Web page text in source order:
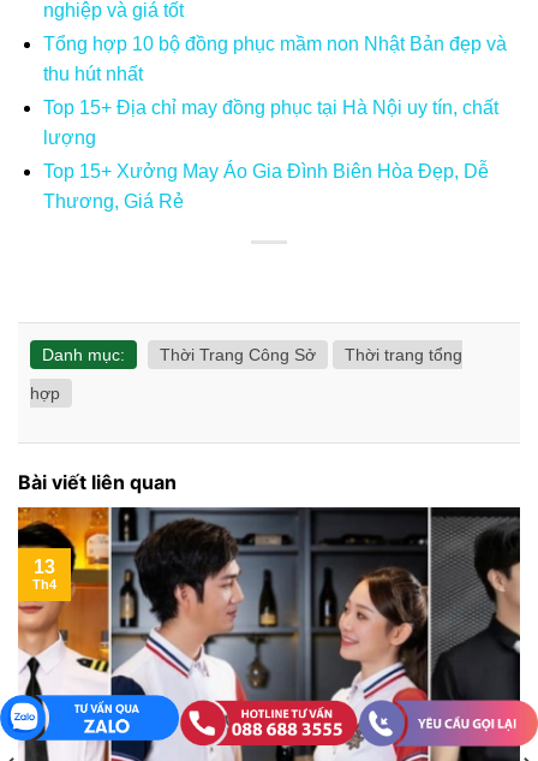
nghiệp và giá tốt
Tổng hợp 10 bộ đồng phục mầm non Nhật Bản đẹp và
thu hút nhất
Top 15+ Địa chỉ may đồng phục tại Hà Nội uy tín, chất
lượng
Top 15+ Xưởng May Áo Gia Đình Biên Hòa Đẹp, Dễ
Thương, Giá Rẻ
Danh mục: Thời Trang Công Sở
Thời trang tổng
hợp
Bài viết liên quan
13
Th4